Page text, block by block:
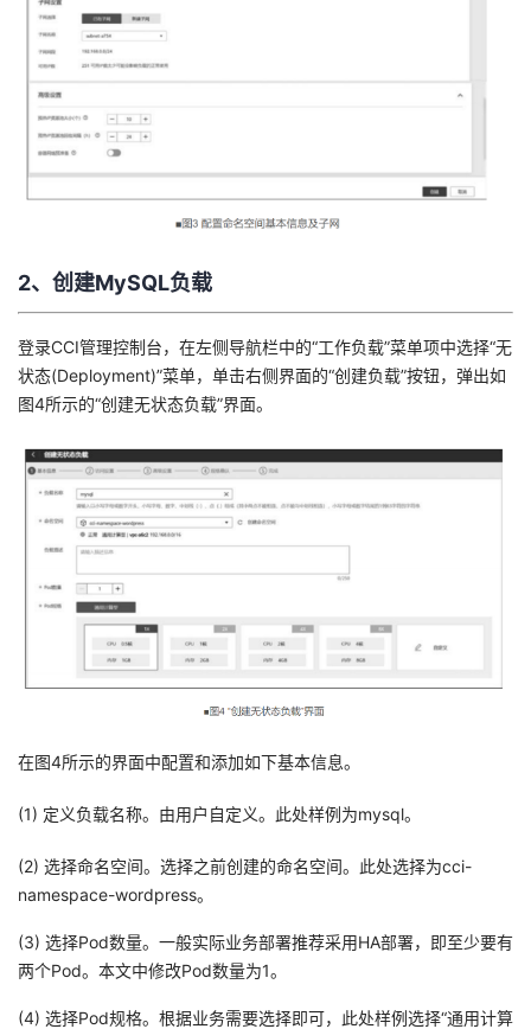
2、创建MySQL负载
登录CCI管理控制台，在左侧导航栏中的“工作负载”菜单项中选择“无
状态(Deployment)”菜单，单击右侧界面的“创建负载”按钮，弹出如
图4所示的“创建无状态负载”界面。
在图4所示的界面中配置和添加如下基本信息。
(1) 定义负载名称。由用户自定义。此处样例为mysql。
(2) 选择命名空间。选择之前创建的命名空间。此处选择为cci-
namespace-wordpress。
(3) 选择Pod数量。一般实际业务部署推荐采用HA部署，即至少要有
两个Pod。本文中修改Pod数量为1。
(4) 选择Pod规格。根据业务需要选择即可，此处样例选择“通用计算